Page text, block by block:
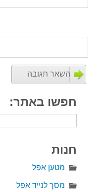
חפשו באתר:
חנות
מטען אפל
מסך לנייד אפל